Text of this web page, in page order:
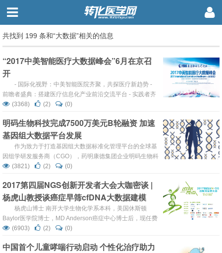
共找到 199 条和“大数据”相关的信息
“2017中美智能医疗大数据峰会”6月在京召
开
- 国际化视野：中美智能医院齐聚，共探医疗新趋势 -
前瞻者盛典：搭建医疗信息化产业前沿交流平台 - 实践者齐
聚：重新审视新时期医院CIO角色定位 激变中的医疗行业蕴
序、智能医疗......这些曾经“不落地”的概念正在以各种各样的
方式尝试在医疗行业生根发芽，在表面平静的医疗圈溅起层
层涟漪，招来...
(3368) (2) (0)
明码生物科技完成7500万美元B轮融资 加速
基因组大数据平台发展
作为致力于打造基因组大数据标准化管理平台的全球基
因组学研发服务商（CGO），药明康德集团企业明码生物科
技（WuXi NextCODE）今天宣布，公司已经从现有的投资
资由淡马锡和云锋基金共同领投，其他投资者包括安进公司
（Amgen）的风险投资基金Amgen Ventures，以及聚焦大
中国区跨境投资的私募股权公...
(3821) (2) (0)
2017第四届NGS创新开发者大会大咖密谈 |
杨虎山教授谈癌症早筛cfDNA大数据建模
杨虎山博士 南开大学生物化学系本科，美国休斯顿
Baylor医学院博士，MD Anderson癌症中心博士后，现任费
城Thomas Jefferson大学Sidney Kimmel癌症中心医学肿瘤
分子流行病学，以及肿瘤标志物研究领域的专家。作为
(6903) (2) (0)
中国首个儿童哮喘行动启动 个性化治疗助力